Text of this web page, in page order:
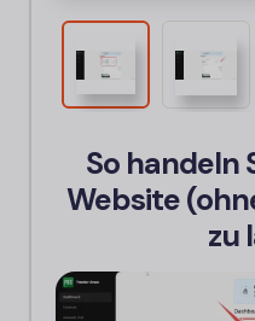
So handeln
Website
zu